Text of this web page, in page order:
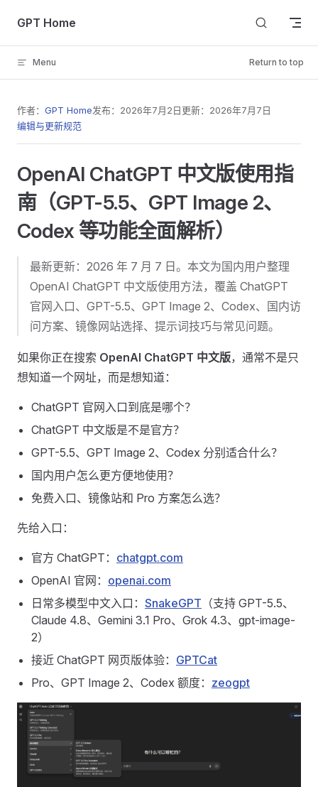
Skip to content
GPT Home
Menu Return to top
作者： GPT Home发布： 2026年7月2日更新： 2026年7月7日
编辑与更新规范
OpenAI ChatGPT 中文版使用指
南（GPT-5.5、GPT Image 2、
Codex 等功能全面解析）
最新更新：2026 年 7 月 7 日。本文为国内用户整理
OpenAI ChatGPT 中文版使用方法，覆盖 ChatGPT
官网入口、GPT-5.5、GPT Image 2、Codex、国内访
问方案、镜像网站选择、提示词技巧与常见问题。
如果你正在搜索 OpenAI ChatGPT 中文版，通常不是只
想知道一个网址，而是想知道：
ChatGPT 官网入口到底是哪个？
ChatGPT 中文版是不是官方？
GPT-5.5、GPT Image 2、Codex 分别适合什么？
国内用户怎么更方便地使用？
免费入口、镜像站和 Pro 方案怎么选？
先给入口：
官方 ChatGPT： chatgpt.com
OpenAI 官网： openai.com
日常多模型中文入口： SnakeGPT （支持 GPT-5.5、
Claude 4.8、Gemini 3.1 Pro、Grok 4.3、gpt-image-
2）
接近 ChatGPT 网页版体验： GPTCat
Pro、GPT Image 2、Codex 额度： zeogpt